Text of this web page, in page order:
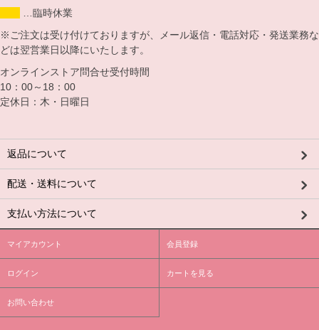
…臨時休業
※ご注文は受け付けておりますが、メール返信・電話対応・発送業務な
どは翌営業日以降にいたします。
オンラインストア問合せ受付時間
10：00～18：00
定休日：木・日曜日
返品について
配送・送料について
支払い方法について
マイアカウント 会員登録
ログイン カートを見る
お問い合わせ